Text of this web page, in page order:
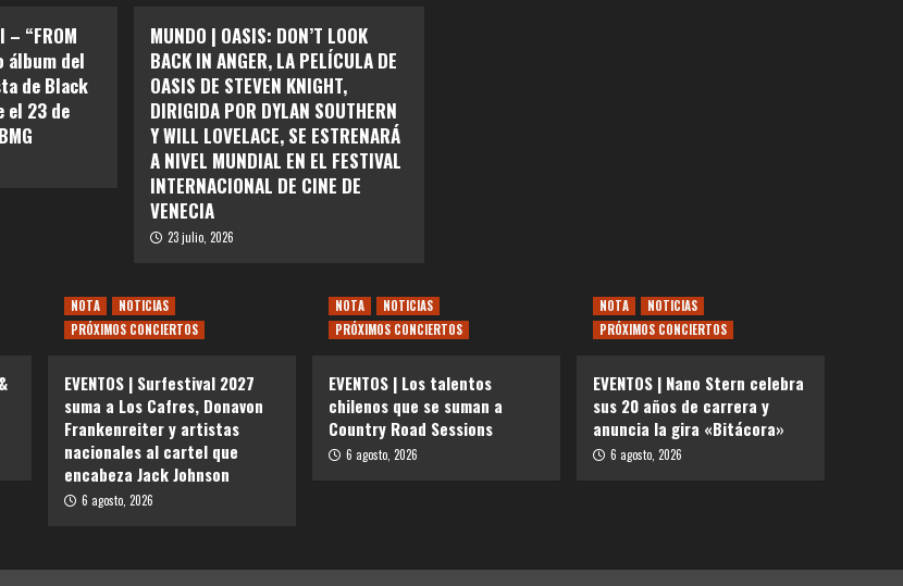
– “FROM
álbum del
de Black
el 23 de
MUNDO | OASIS: DON’T LOOK
BACK IN ANGER, LA PELÍCULA DE
OASIS DE STEVEN KNIGHT,
DIRIGIDA POR DYLAN SOUTHERN
Y WILL LOVELACE, SE ESTRENARÁ
A NIVEL MUNDIAL EN EL FESTIVAL
INTERNACIONAL DE CINE DE
VENECIA
23 julio, 2026
NOTA
NOTICIAS
PRÓXIMOS CONCIERTOS
EVENTOS | Surfestival 2027
suma a Los Cafres, Donavon
Frankenreiter y artistas
nacionales al cartel que
encabeza Jack Johnson
6 agosto, 2026
NOTA
NOTICIAS
PRÓXIMOS CONCIERTOS
EVENTOS | Los talentos
chilenos que se suman a
Country Road Sessions
6 agosto, 2026
NOTA
NOTICIAS
PRÓXIMOS CONCIERTOS
EVENTOS | Nano Stern celebra
sus 20 años de carrera y
anuncia la gira «Bitácora»
6 agosto, 2026